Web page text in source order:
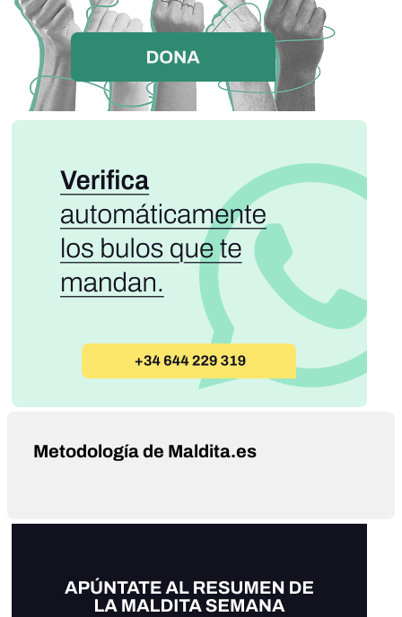
Metodología de Maldita.es